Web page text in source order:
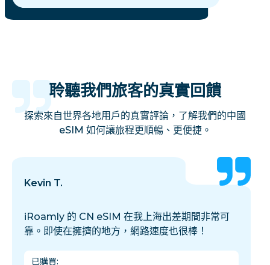
聆聽我們旅客的真實回饋
探索來自世界各地用戶的真實評論，了解我們的中國
eSIM 如何讓旅程更順暢、更便捷。
Kevin T.
iRoamly 的 CN eSIM 在我上海出差期間非常可
靠。即使在擁擠的地方，網路速度也很棒！
已購買: